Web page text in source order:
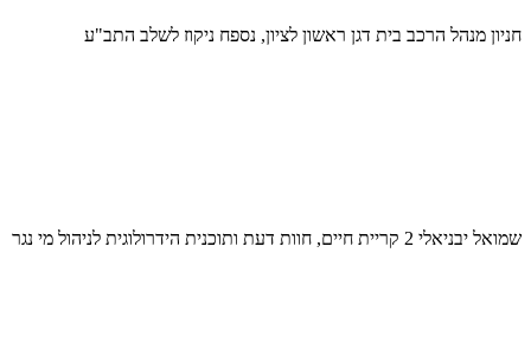
חניון מנהל הרכב בית דגן ראשון לציון, נספח ניקוז לשלב התב"ע
שמואל יבניאלי 2 קריית חיים, חוות דעת ותוכנית הידרולוגית לניהול מי נגר